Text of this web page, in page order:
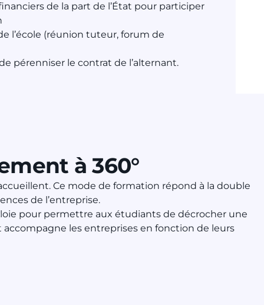
de la part de l’État pour participer
l’école (réunion tuteur, forum de
pérenniser le contrat de l’alternant.
à 360°
Ce mode de formation répond à la double
de l’entreprise.
pour permettre aux étudiants de décrocher une
accompagne les entreprises en fonction de leurs